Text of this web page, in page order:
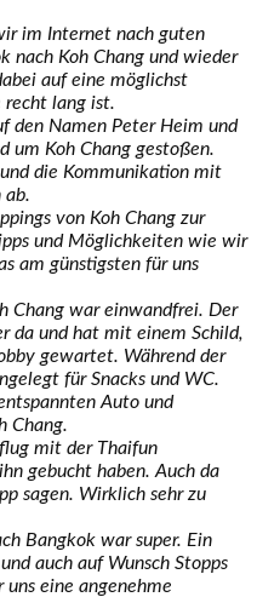
im Internet nach guten
nach Koh Chang und wieder
auf eine möglichst
recht lang ist.
den Namen Peter Heim und
um Koh Chang gestoßen.
die Kommunikation mit
ab.
von Koh Chang zur
und Möglichkeiten wie wir
am günstigsten für uns
Chang war einwandfrei. Der
da und hat mit einem Schild,
gewartet. Während der
für Snacks und WC.
Auto und
Chang.
mit der Thaifun
gebucht haben. Auch da
sagen. Wirklich sehr zu
Bangkok war super. Ein
auch auf Wunsch Stopps
eine angenehme